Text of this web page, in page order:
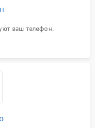
ваш телефон.